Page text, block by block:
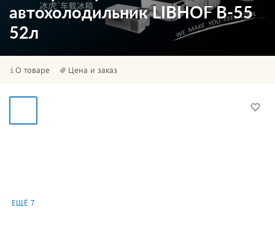
автохолодильник LIBHOF B-55
52л
О товаре Цена и заказ
ЕЩЁ 7